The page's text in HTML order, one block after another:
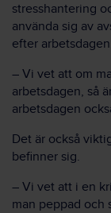
stresshantering
använda sig av
efter
– Vi vet att om
arbetsdagen, så
arbetsdagen
Det är också
befinner sig.
– Vi vet att i en
man peppad och